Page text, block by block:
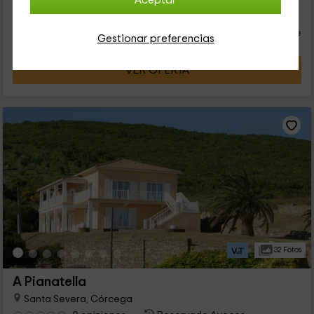
Gestionar preferencias
Cancelación 30 días antes
126
persona y noche
VER OFERTA
32 Fotos
A Pianatella
Santa Severa, Córcega